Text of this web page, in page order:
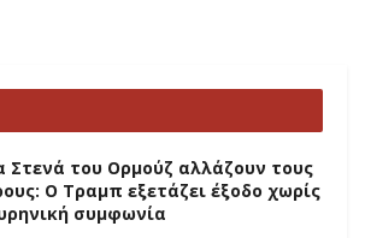
Στενά του Ορμούζ αλλάζουν τους
Ο Τραμπ εξετάζει έξοδο χωρίς
συμφωνία